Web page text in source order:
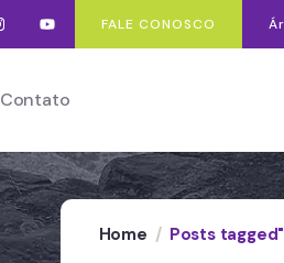
FALE CONOSCO
Contato
Home Posts